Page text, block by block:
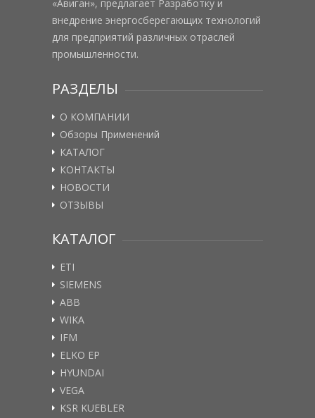
«Авиган», предлагает Разработку и
внедрение энергосберегающих технологий
для предприятий различных отраслей
промышленности.
РАЗДЕЛЫ
О КОМПАНИИ
Обзоры Применений
КАТАЛОГ
КОНТАКТЫ
НОВОСТИ
ОТЗЫВЫ
КАТАЛОГ
ETI
SIEMENS
ABB
WIKA
IFM
ELKO EP
HYUNDAI
VEGA
KSR KUEBLER